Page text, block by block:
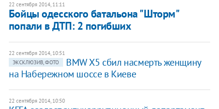
22 сентября 2014, 11:11
Бойцы одесского батальона "Шторм"
попали в ДТП: 2 погибших
22 сентября 2014, 10:51
ЭКСКЛЮЗИВ, ФОТО
BMW X5 сбил насмерть женщину
на Набережном шоссе в Киеве
22 сентября 2014, 10:50